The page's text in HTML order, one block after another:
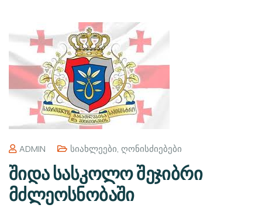
ADMIN Სიახლეები, Ღონისძიებები
შიდა სასკოლო შეჯიბრი
მძლეოსნობაში